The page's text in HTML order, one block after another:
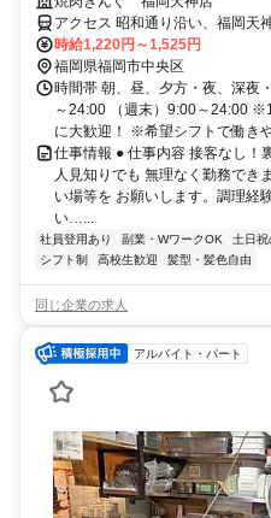
アクセス 昭和通り沿い、福岡天
時給1,220円～1,525円
福岡県福岡市中央区
時間帯 朝、昼、夕方・夜、深夜
～24:00 （週末）9:00～24:00
に大歓迎！ ※希望シフトで働き
仕事情報 ● 仕事内容 接客なし！
人見知りでも 無理なく勤務でき
い場等を お願いします。調理経
い…...
社員登用あり 副業・WワークOK 土日
シフト制
高校生歓迎 髪型・髪色自由
同じ企業の求人
アルバイト・パート